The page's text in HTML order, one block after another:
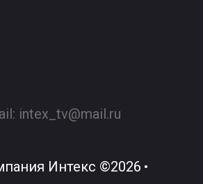
intex_tv@mail.ru
Интекс ©2026